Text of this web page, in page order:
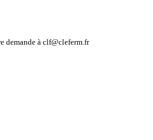
demande à clf@cleferm.fr